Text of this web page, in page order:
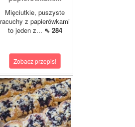
Mięciutkie, puszyste
racuchy z papierówkami
to jeden z... ⇖ 284
Zobacz przepis!